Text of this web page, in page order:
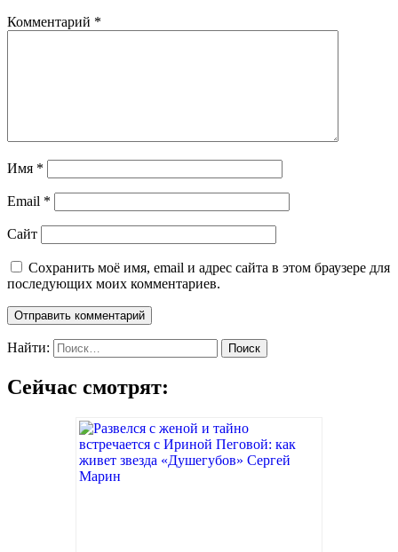
Комментарий *
Имя *
Email *
Сайт
Сохранить моё имя, email и адрес сайта в этом браузере для
последующих моих комментариев.
Найти:
Сейчас смотрят: